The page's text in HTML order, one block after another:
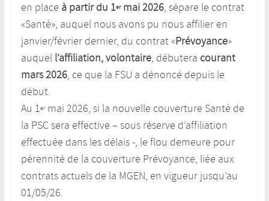
en place à partir du 1ermai 2026, sépare le contrat
«Santé», auquel nous avons pu nous affilier en
janvier/février dernier, du contrat «Prévoyance»
auquel l’affiliation, volontaire, débutera courant
mars 2026, ce que la FSU a dénoncé depuis le
début.
Au 1ermai 2026, si la nouvelle couverture Santé de
la PSC sera effective – sous réserve d’affiliation
effectuée dans les délais -, le flou demeure pour
pérennité de la couverture Prévoyance, liée aux
contrats actuels de la MGEN, en vigueur jusqu’au
01/05/26.